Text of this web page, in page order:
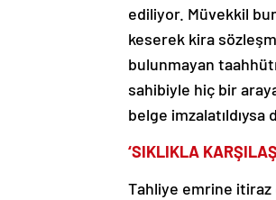
ediliyor. Müvekkil
keserek kira
bulunmayan
sahibiyle hiç bir
belge
‘SIKLIKLA
Tahliye emrine